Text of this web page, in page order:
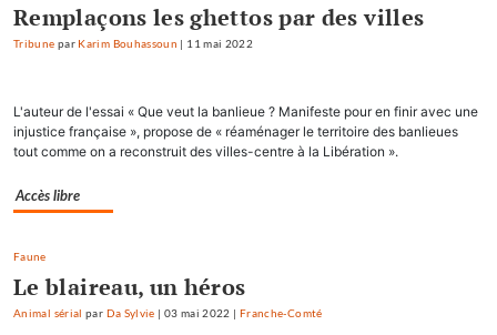
Remplaçons les ghettos par des villes
Tribune par Karim Bouhassoun | 11 mai 2022
L'auteur de l'essai « Que veut la banlieue ? Manifeste pour en finir avec une
injustice française », propose de « réaménager le territoire des banlieues
tout comme on a reconstruit des villes-centre à la Libération ».
Accès libre
Faune
Le blaireau, un héros
Animal sérial par Da Sylvie | 03 mai 2022 | Franche-Comté